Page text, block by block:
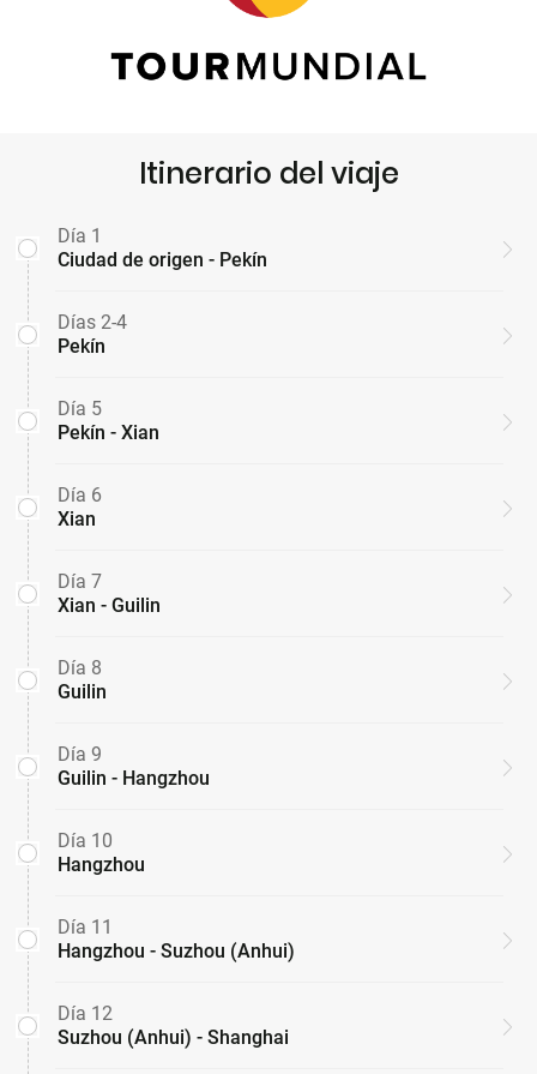
Itinerario del viaje
Día 1
Ciudad de origen - Pekín
Días 2-4
Pekín
Día 5
Pekín - Xian
Día 6
Xian
Día 7
Xian - Guilin
Día 8
Guilin
Día 9
Guilin - Hangzhou
Día 10
Hangzhou
Día 11
Hangzhou - Suzhou (Anhui)
Día 12
Suzhou (Anhui) - Shanghai